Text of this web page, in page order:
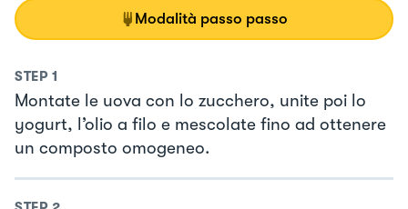
Modalità passo passo
STEP 1
Montate le uova con lo zucchero, unite poi lo
yogurt, l’olio a filo e mescolate fino ad ottenere
un composto omogeneo.